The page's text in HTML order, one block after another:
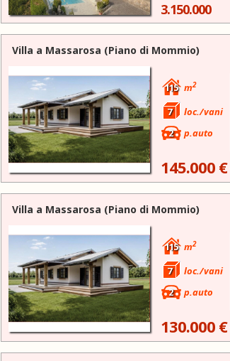
3.150.000
Villa a Massarosa (Piano di Mommio)
115 m2
7
loc./vani
2
p.auto
145.000 €
Villa a Massarosa (Piano di Mommio)
115 m2
7
loc./vani
2
p.auto
130.000 €